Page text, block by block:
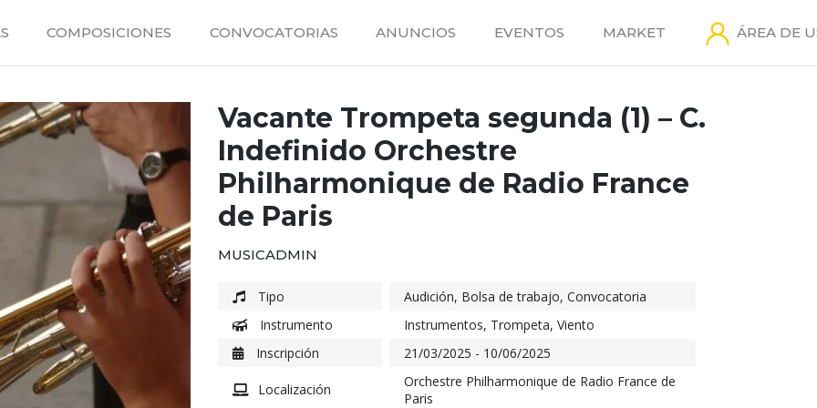
COMPOSICIONES CONVOCATORIAS ANUNCIOS EVENTOS MARKET ÁREA DE
Vacante Trompeta segunda (1) – C.
Indefinido Orchestre
Philharmonique de Radio France
de Paris
MUSICADMIN
Tipo Audición, Bolsa de trabajo, Convocatoria
Instrumento
Instrumentos, Trompeta, Viento
Inscripción
21/03/2025 - 10/06/2025
Localización
Orchestre Philharmonique de Radio France de
Paris